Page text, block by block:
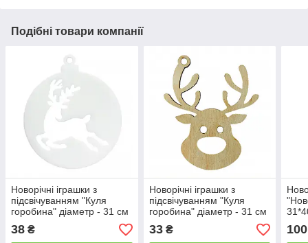
Подібні товари компанії
Новорічні іграшки з
підсвічуванням "Куля
горобина" діаметр - 31 см
38 ₴
Новорічні іграшки з
підсвічуванням "Куля
горобина" діаметр - 31 см
33₴ 100